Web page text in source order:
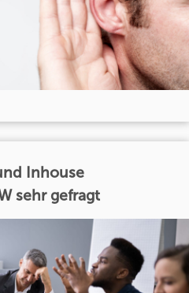
Inhouse
sehr gefragt